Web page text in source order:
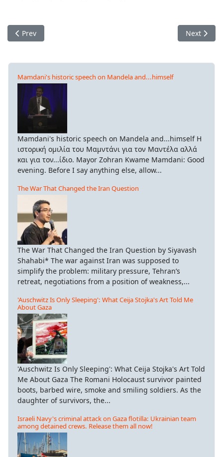
Previous article: Επιταχύνεται η άνοδος της στάθμης των
Prev Next
Next
Mamdani's historic speech on Mandela and...himself
Mamdani's historic speech on Mandela and...himself Η
ιστορική ομιλία του Μαμντάνι για τον Μαντέλα αλλά
και για τον...ίδιο. Mayor Zohran Kwame Mamdani: Good
evening. Before I say anything else, allow...
The War That Changed the Iran Question
The War That Changed the Iran Question by Siyavash
Shahabi* The war against Iran was supposed to
simplify the problem: military pressure, Tehran’s
retreat, negotiations from a position of weakness,...
'Auschwitz Is Only Sleeping': What Ceija Stojka's Art Told Me
About Gaza
'Auschwitz Is Only Sleeping': What Ceija Stojka's Art Told
Me About Gaza The Romani Holocaust survivor painted
boots, barbed wire, smoke and smiling soldiers. As the
daughter of survivors, the...
Israeli Navy's criminal attack on Gaza flotilla: Ukrainian team
among detained crews. Release them all now!